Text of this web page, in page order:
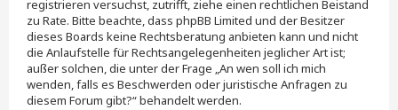
registrieren versuchst, zutrifft, ziehe einen rechtlichen Beistand
zu Rate. Bitte beachte, dass phpBB Limited und der Besitzer
dieses Boards keine Rechtsberatung anbieten kann und nicht
die Anlaufstelle für Rechtsangelegenheiten jeglicher Art ist;
außer solchen, die unter der Frage „An wen soll ich mich
wenden, falls es Beschwerden oder juristische Anfragen zu
diesem Forum gibt?“ behandelt werden.